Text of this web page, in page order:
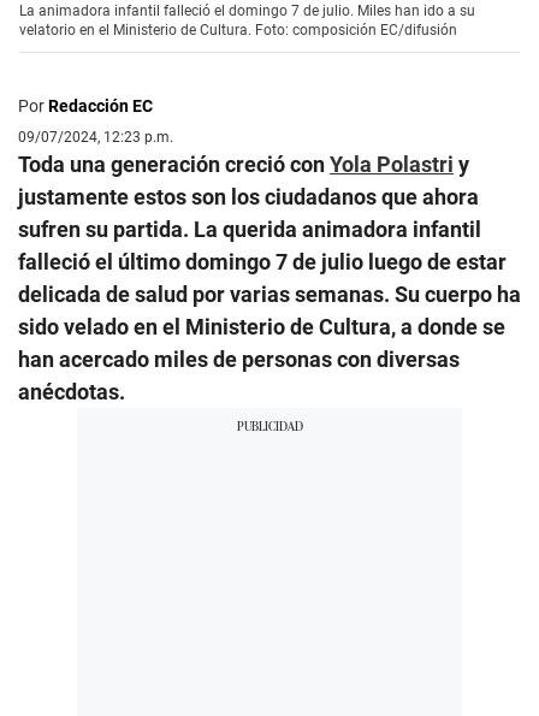
La animadora infantil falleció el domingo 7 de julio. Miles han ido a su
velatorio en el Ministerio de Cultura. Foto: composición EC/difusión
PorRedacción EC
09/07/2024, 12:23 p.m.
Toda una generación creció conYola Polastri y
justamente estos son los ciudadanos que ahora
sufren su partida. La querida animadora infantil
falleció el último domingo 7 de julio luego de estar
delicada de salud por varias semanas. Su cuerpo ha
sido velado en el Ministerio de Cultura, a donde se
han acercado miles de personas con diversas
anécdotas.